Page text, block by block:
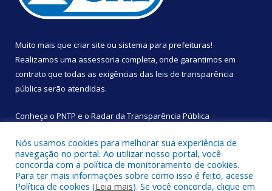
Muito mais que criar site ou sistema para prefeituras!
Realizamos uma assessoria completa, onde garantimos em
contrato que todas as exigências das leis de transparência
pública serão atendidas.
Conheça o PNTP e o Radar da Transparência Pública
Todos os direitos reservados a Câmara Municipal de São
Nós usamos cookies para melhorar sua experiência de
navegação no portal. Ao utilizar nosso portal, você
concorda com a política de monitoramento de cookies.
Para ter mais informações sobre como isso é feito, acesse
Política de cookies (Leia mais). Se você concorda, clique em